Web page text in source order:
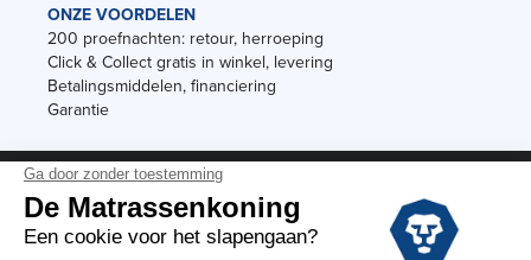
ONZE VOORDELEN
200 proefnachten: retour, herroeping
Click & Collect gratis in winkel, levering
Betalingsmiddelen, financiering
Garantie
Vermeldingen
Black Friday
Voorraadverkoop